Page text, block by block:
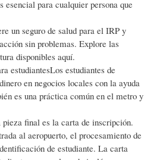
esencial para cualquier persona que
un seguro de salud para el IRP y
sin problemas. Explore las
disponibles aquí.
estudiantesLos estudiantes de
en negocios locales con la ayuda
es una práctica común en el metro y
pieza final es la carta de inscripción.
al aeropuerto, el procesamiento de
de estudiante. La carta